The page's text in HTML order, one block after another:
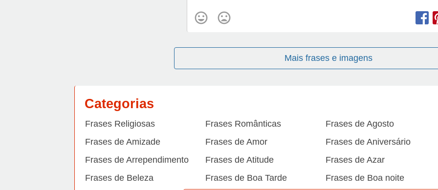
Mais frases e imagens
Categorias
Frases Religiosas Frases Românticas
Frases de Agosto
Frases de Amizade
Frases de Amor
Frases de Aniversário
Frases de Arrependimento
Frases de Atitude
Frases de Azar
Frases de Beleza
Frases de Boa Tarde
Frases de Boa noite